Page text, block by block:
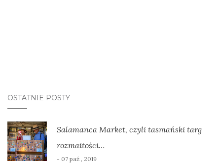
OSTATNIE POSTY
Salamanca Market, czyli tasmański targ
rozmaitości…
- 07 paź , 2019